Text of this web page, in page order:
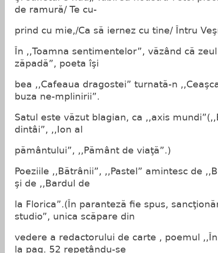
de ramură/ Te cu-
prind cu mie,/Ca să iernez cu tine/ Întru
În ,,Toamna sentimentelor”, văzând că
zăpadă”, poeta îşi
bea ,,Cafeaua dragostei” turnată-n
buza ne-mplinirii”.
Satul este văzut blagian, ca ,,axis
dintâi”, ,,Ion al
pământului”, ,,Pământ de viaţă”.)
Poeziile ,,Bătrânii”, ,,Pastel” amintesc de
şi de ,,Bardul de
la Florica”.(În paranteză fie spus,
studio”, unica scăpare din
vedere a redactorului de carte , poemul
la pag. 52 repetându-se